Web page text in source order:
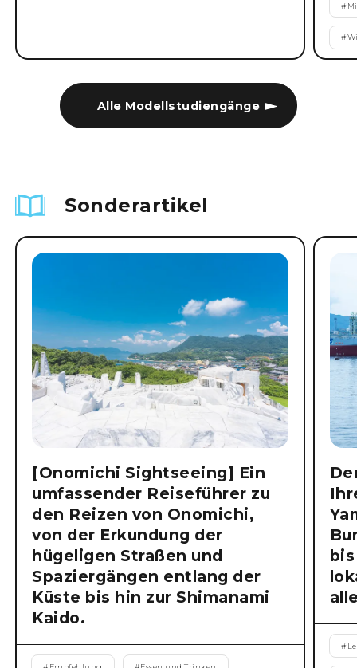
Alle Modellstudiengänge
#
#
Sonderartikel
[Onomichi Sightseeing] Ein
umfassender Reiseführer zu
den Reizen von Onomichi,
von der Erkundung der
hügeligen Straßen und
Spaziergängen entlang der
Küste bis hin zur Shimanami
Kaido.
#